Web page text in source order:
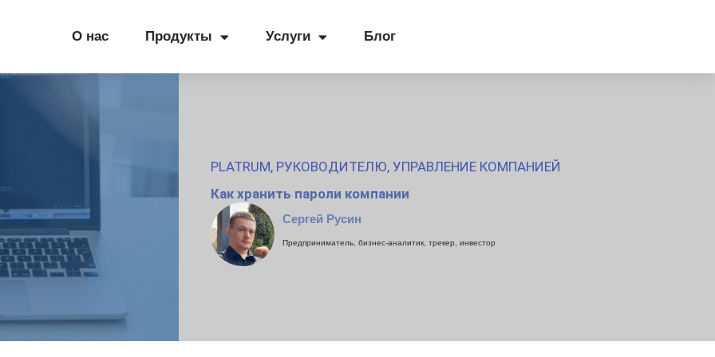
О нас Продукты Услуги Блог
PLATRUM, РУКОВОДИТЕЛЮ, УПРАВЛЕНИЕ КОМПАНИЕЙ
Как хранить пароли компании
Сергей Русин
Предприниматель, бизнес-аналитик, трекер, инвестор